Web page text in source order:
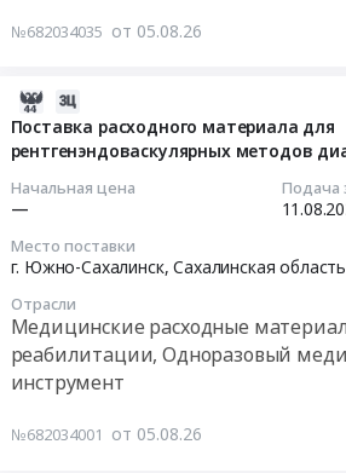
№682034035 от 05.08.26
Поставка расходного материала для
рентгенэндоваскулярных методов
Начальная цена
—
Подача
Место поставки
г. Южно-Сахалинск,Сахалинская область
Отрасли
Медицинские расходные
реабилитации, Одноразовый
инструмент
№682034001 от 05.08.26